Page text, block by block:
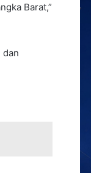
Barat,”
dan